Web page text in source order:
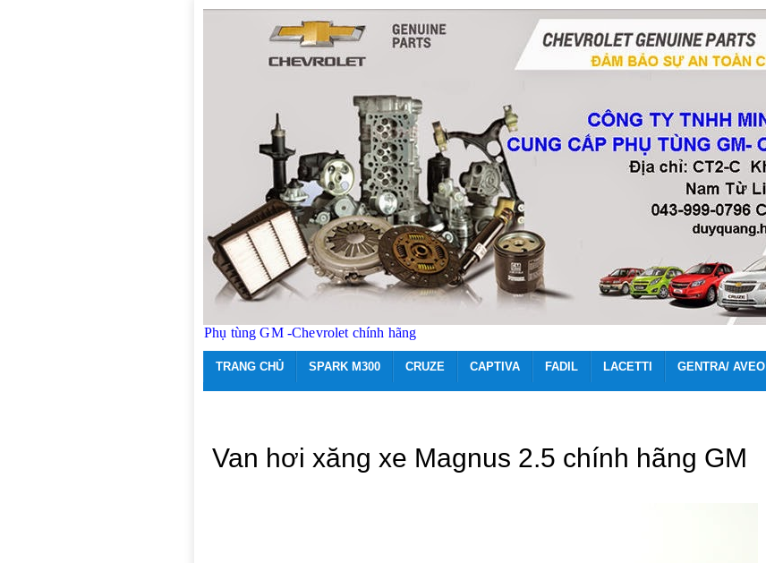
Phụ tùng GM -Chevrolet chính hãng
TRANG CHỦ SPARK M300 CRUZE CAPTIVA FADIL LACETTI GENTRA/ AVEO
Van hơi xăng xe Magnus 2.5 chính hãng GM